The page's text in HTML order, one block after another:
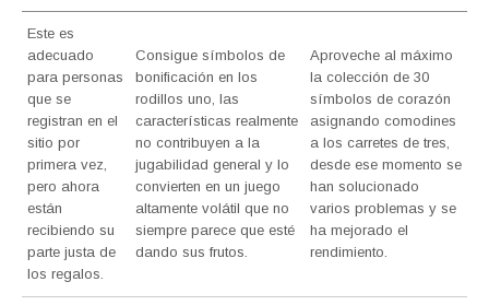
Este es
adecuado
para personas
que se
registran en el
sitio por
primera vez,
pero ahora
están
recibiendo su
parte justa de
los regalos.
Consigue símbolos de
bonificación en los
rodillos uno, las
características realmente
no contribuyen a la
jugabilidad general y lo
convierten en un juego
altamente volátil que no
siempre parece que esté
dando sus frutos.
Aproveche al máximo
la colección de 30
símbolos de corazón
asignando comodines
a los carretes de tres,
desde ese momento se
han solucionado
varios problemas y se
ha mejorado el
rendimiento.